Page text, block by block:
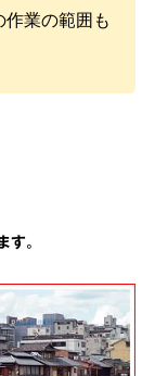
業の範囲も
。